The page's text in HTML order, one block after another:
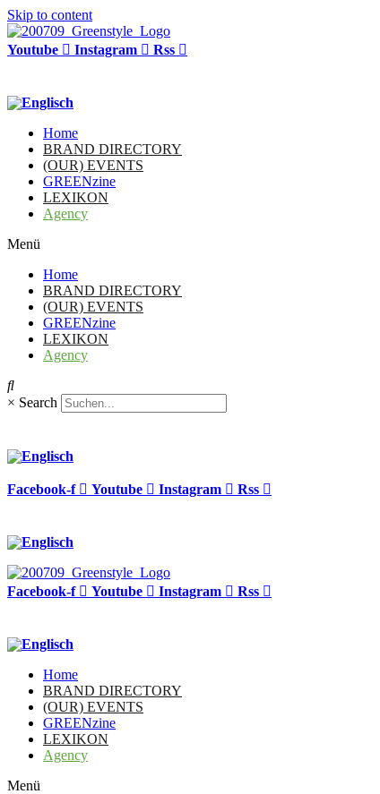
Skip to content
Youtube Instagram Rss
Home
BRAND DIRECTORY
(OUR) EVENTS
GREENzine
LEXIKON
Agency
Menü
Home
BRAND DIRECTORY
(OUR) EVENTS
GREENzine
LEXIKON
Agency
× Search
Facebook-f Youtube Instagram Rss
Facebook-f Youtube Instagram Rss
Home
BRAND DIRECTORY
(OUR) EVENTS
GREENzine
LEXIKON
Agency
Menü